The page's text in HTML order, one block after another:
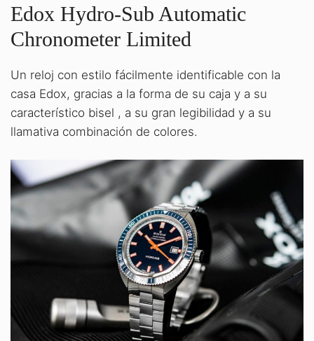
Edox Hydro-Sub Automatic
Chronometer Limited
Un reloj con estilo fácilmente identificable con la
casa Edox, gracias a la forma de su caja y a su
característico bisel , a su gran legibilidad y a su
llamativa combinación de colores.